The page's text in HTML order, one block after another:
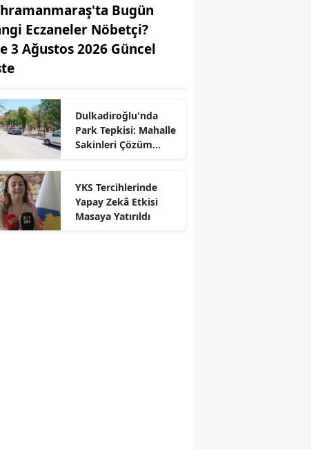
Bugün
Eczaneler Nöbetçi?
3 Ağustos 2026 Güncel
Dulkadiroğlu'nda
Park Tepkisi: Mahalle
Sakinleri Çözüm
YKS Tercihlerinde
Yapay Zekâ Etkisi
Masaya Yatırıldı